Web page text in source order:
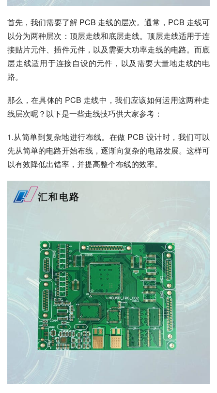
首先，我们需要了解 PCB 走线的层次。通常，PCB 走线可
以分为两种层次：顶层走线和底层走线。顶层走线适用于连
接贴片元件、插件元件，以及需要大功率走线的电路。而底
层走线适用于连接自设的元件，以及需要大量地走线的电
路。
那么，在具体的 PCB 走线中，我们应该如何运用这两种走
线层次呢？以下是一些走线技巧供大家参考：
1.从简单到复杂地进行布线。在做 PCB 设计时，我们可以
先从简单的电路开始布线，逐渐向复杂的电路发展。这样可
以有效降低出错率，并提高整个布线的效率。